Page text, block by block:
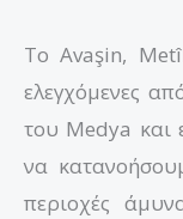
Το Avaşin,
ελεγχόμενες
του Medya και
να
περιοχές